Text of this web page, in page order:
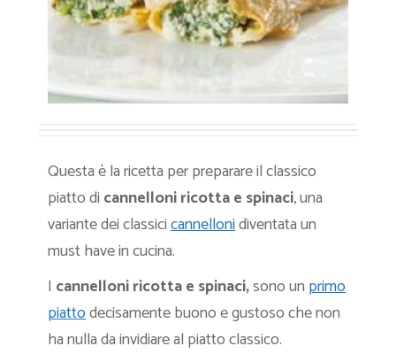
Questa è la ricetta per preparare il classico
piatto di cannelloni ricotta e spinaci, una
variante dei classicicannellonidiventata un
must have in cucina.
I cannelloni ricotta e spinaci,sono un primo
piattodecisamente buono e gustoso che non
ha nulla da invidiare al piatto classico.